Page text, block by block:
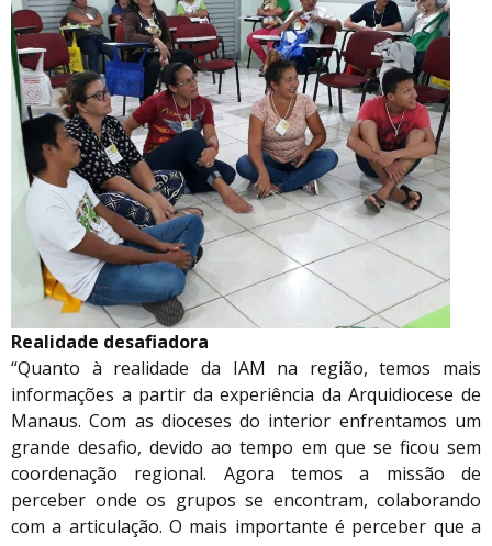
Realidade desafiadora
“Quanto à realidade da IAM na região, temos mais
informações a partir da experiência da Arquidiocese de
Manaus. Com as dioceses do interior enfrentamos um
grande desafio, devido ao tempo em que se ficou sem
coordenação regional. Agora temos a missão de
perceber onde os grupos se encontram, colaborando
com a articulação. O mais importante é perceber que a